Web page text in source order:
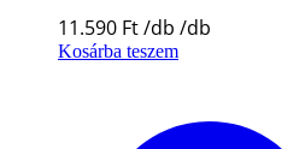
11.590 Ft
Kosárba teszem